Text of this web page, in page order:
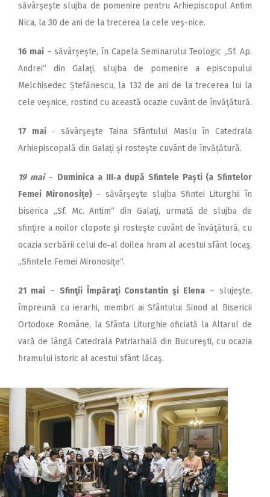
săvârşeşte slujba de pomenire pentru Arhiepiscopul Antim
Nica, la 30 de ani de la trecerea la cele veş-nice.
16 mai– săvârșește, în Capela Seminarului Teologic „Sf. Ap.
Andrei“ din Galaţi, slujba de pomenire a episcopului
Melchisedec Ștefănescu, la 132 de ani de la trecerea lui la
cele veșnice, rostind cu această ocazie cuvânt de învăţătură.
17 mai‑ săvârşeşte Taina Sfân­tului Maslu în Catedrala
Arhiepiscopală din Galați și ros­tește cuvânt de învățătură.
19 mai – Duminica a III‑a după Sfintele Paști (a Sfintelor
Femei Mironosițe) – săvârşeşte slujba Sfintei Liturghii în
biserica „Sf. Mc. Antim“ din Galaţi, urmată de slujba de
sfinţire a noilor clopote şi rosteşte cuvânt de învăţătură, cu
ocazia serbării celui de‑al doilea hram al acestui sfânt locaş,
„Sfintele Femei Mironosiţe“.
21 mai– Sfinţii Împăraţi Con­stantin şi Elena – slujeşte,
împreună cu ierarhi, membri ai Sfântului Sinod al Bisericii
Ortodoxe Române, la Sfânta Liturghie oficiată la Altarul de
vară de lângă Catedrala Patriarhală din Bucureşti, cu ocazia
hramului istoric al acestui sfânt lăcaş.